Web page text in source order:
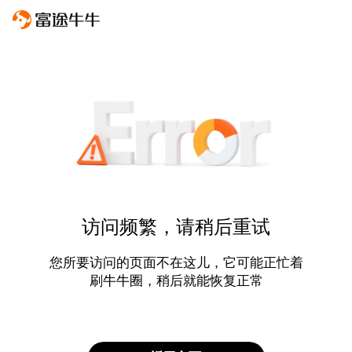
访问频繁，请稍后重试
您所要访问的页面不在这儿，它可能正忙着
刷牛牛圈，稍后就能恢复正常